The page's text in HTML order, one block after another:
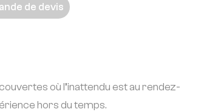
de devis
où l’inattendu est au rendez-
hors du temps.